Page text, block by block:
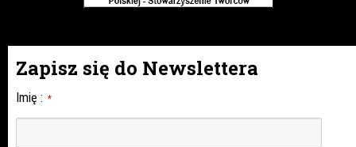
Zapisz się do Newslettera
Imię : *